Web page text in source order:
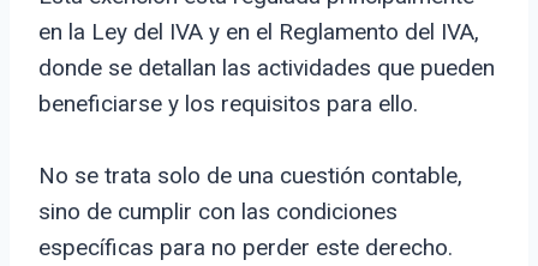
en la Ley del IVA y en el Reglamento del IVA,
donde se detallan las actividades que pueden
beneficiarse y los requisitos para ello.
No se trata solo de una cuestión contable,
sino de cumplir con las condiciones
específicas para no perder este derecho.